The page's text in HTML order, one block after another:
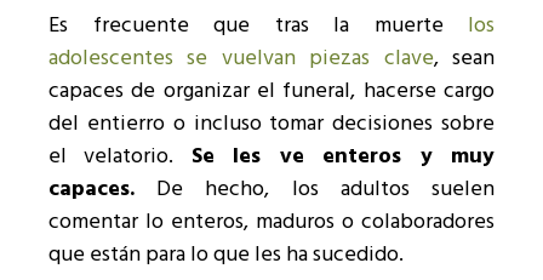
Es frecuente que tras la muertelos
adolescentes se vuelvan piezas clave, sean
capaces de organizar el funeral, hacerse cargo
del entierro o incluso tomar decisiones sobre
el velatorio. Se les ve enteros y muy
capaces. De hecho, los adultos suelen
comentar lo enteros, maduros o colaboradores
que están para lo que les ha sucedido.